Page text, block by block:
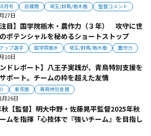
月号 前橋商 埼玉/群馬/栃木版 監督コメント
27日
注目】国学院栃木・農作力（３年） 攻守に世
ポテンシャルを秘めるショートストップ
ップ選手 国学院栃木 埼玉/群馬/栃木版 農作力
10日
ンドレポート】八王子実践が、青鳥特別支援を
ポート。チームの枠を超えた友情
東京版 青鳥特別支援
月26日
【監督】明大中野・佐藤晃平監督2025年秋
ムを指揮「心技体で『強いチーム』を目指し